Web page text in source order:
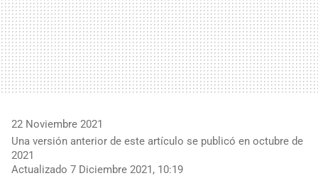
22 Noviembre 2021
Una versión anterior de este artículo se publicó en octubre de
2021
Actualizado 7 Diciembre 2021, 10:19